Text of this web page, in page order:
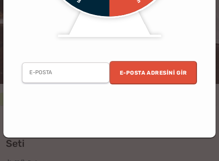
E-POSTA ADRESINI GIR
Seti